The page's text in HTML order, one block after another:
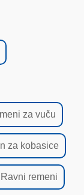
za vuču
za kobasice
Ravni remeni